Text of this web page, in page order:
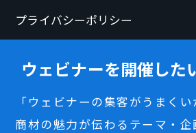
プライバシーポリシー
ウェビナーを開催した
「ウェビナーの集客がうまく
商材の魅力が伝わるテーマ・